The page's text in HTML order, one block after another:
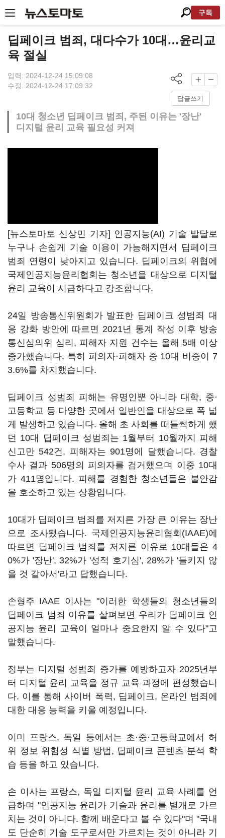
구독
딥페이크 범죄, 대다수가 10대…윤리교
육 절실
입력: 2024-12-24 15:09:08
수정: 2024-12-24 17:09:32
답글쓰기
10대 청소년 딥페이크 범죄, 주된 이유는 '장난'
디지털 윤리 교육 필요성 커져
[뉴스토마토 신상민 기자] 인공지능(AI) 기술 발달로
누구나 손쉽게 기술 이용이 가능해지면서 딥페이크
범죄 연령이 낮아지고 있습니다. 딥페이크의 위협에
국제인공지능윤리협회는 청소년을 대상으로 디지털
윤리 교육이 시급하다고 강조합니다.
24일 방송통신위원회가 발표한 딥페이크 성범죄 대
응 강화 방안에 따르면 2021년 통계 작성 이후 방송
통신심의위 심리, 피해자 지원 건수는 올해 5배 이상
증가했습니다. 특히 피의자·피해자 중 10대 비중이 7
3.6%를 차지했습니다.
딥페이크 성범죄 피해는 유명인뿐 아니라 대학, 중·
고등학교 등 다양한 곳에서 일반인을 대상으로 폭 넓
게 발생하고 있습니다. 올해 초 사회를 떠들썩하게 했
던 10대 딥페이크 성범죄는 1월부터 10월까지 피해
신고만 542건, 피해자는 901명에 달했습니다. 경찰
수사 결과 506명의 피의자를 검거했으며 이중 10대
가 411명입니다. 피해를 경험한 청소년들은 불안감
을 호소하고 있는 상황입니다.
10대가 딥페이크 범죄를 저지른 가장 큰 이유는 장난
으로 조사됐습니다. 국제인공지능윤리협회(IAAE)에
따르면 딥페이크 범죄를 저지른 이유로 10대들은 4
0%가 '장난', 32%가 '성적 호기심', 28%가 '들키지 않
을 것 같아서'라고 답했습니다.
손형주 IAAE 이사는 "이러한 학생들의 청소년들의
딥페이크 범죄 이유를 살펴보면 우리가 딥페이크 인
공지능 윤리 교육이 얼마나 중요한지 알 수 있다"고
말했습니다.
정부는 디지털 성범죄 증가를 예방하고자 2025년부
터 디지털 윤리 교육을 정규 교육 과정에 편성했습니
다. 이를 통해 사이버 폭력, 딥페이크, 온라인 범죄에
대한 대응 능력을 키울 예정입니다.
이미 프랑스, 독일 등에서는 초·중·고등학교에서 허
위 정보 위험성 식별 방법, 딥페이크 콘텐츠 분석 학
습 등을 하고 있습니다.
손 이사는 프랑스, 독일 디지털 윤리 교육 사례를 언
급하며 "인공지능 윤리가 기술과 윤리를 별개로 가르
치는 것이 아니다. 함께 배운다고 볼 수 있다"며 "국내
도 단순히 기술 도구로서만 가르치는 것이 아니라 기